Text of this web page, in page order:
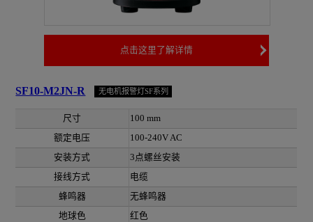
点击这里了解详情
SF10-M2JN-R 无电机报警灯SF系列
尺寸
100 mm
额定电压
100-240V AC
安装方式
3点螺丝安装
接线方式
电缆
蜂鸣器
无蜂鸣器
地球色
红色